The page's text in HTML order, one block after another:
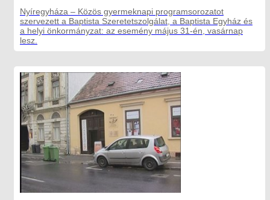
Nyíregyháza – Közös gyermeknapi programsorozatot
szervezett a Baptista Szeretetszolgálat, a Baptista Egyház és
a helyi önkormányzat: az esemény május 31-én, vasárnap
lesz.